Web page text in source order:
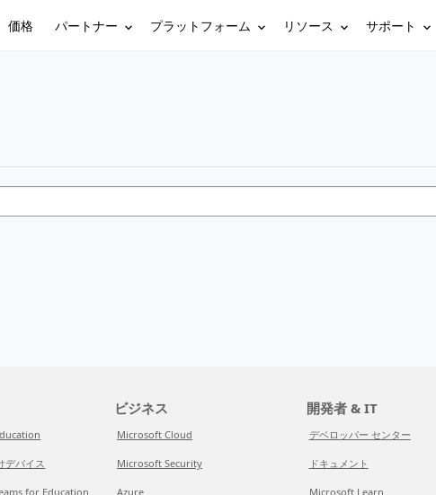
価格 パートナー プラットフォーム リソース サポート
デバイス
for Education
ビジネス
Microsoft Cloud
Microsoft Security
Azure
開発者 & IT
デベロッパー センター
ドキュメント
Microsoft Learn